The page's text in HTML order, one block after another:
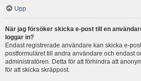
Upp
När jag försöker skicka e-post till en
loggar in?
Endast registrerade användare kan skicka e-
postformuläret till andra användare och endast
administratören. Detta för att förhindra att
för att skicka skräppost.